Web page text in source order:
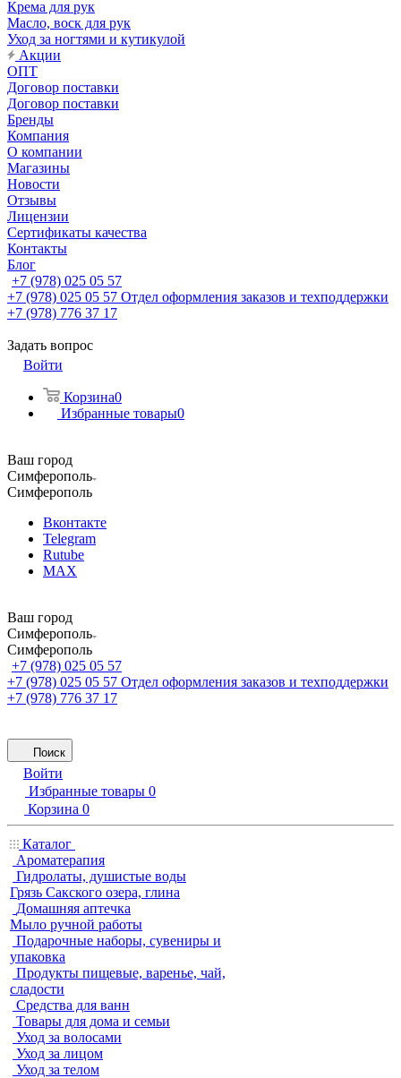
Крема для рук
Масло, воск для рук
Уход за ногтями и кутикулой
Акции
ОПТ
Договор поставки
Договор поставки
Бренды
Компания
О компании
Магазины
Новости
Отзывы
Лицензии
Сертификаты качества
Контакты
Блог
+7 (978) 025 05 57
+7 (978) 025 05 57 Отдел оформления заказов и техподдержки
+7 (978) 776 37 17
Задать вопрос
Войти
Корзина0
Избранные товары0
Ваш город
Симферополь
Симферополь
Вконтакте
Telegram
Rutube
MAX
Ваш город
Симферополь
Симферополь
+7 (978) 025 05 57
+7 (978) 025 05 57 Отдел оформления заказов и техподдержки
+7 (978) 776 37 17
Поиск
Войти
Избранные товары 0
Корзина 0
Каталог
Ароматерапия
Гидролаты, душистые воды
Грязь Сакского озера, глина
Домашняя аптечка
Мыло ручной работы
Подарочные наборы, сувениры и
упаковка
Продукты пищевые, варенье, чай,
сладости
Средства для ванн
Товары для дома и семьи
Уход за волосами
Уход за лицом
Уход за телом